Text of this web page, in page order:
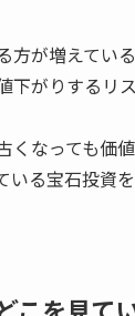
が増えてい
がりするリ
なっても価
る宝石投資